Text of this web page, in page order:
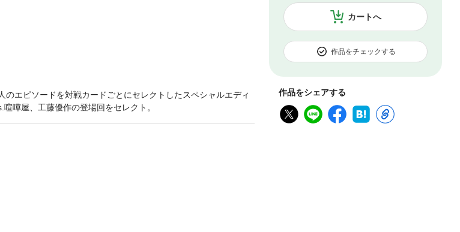
カートへ
作品をチェックする
作品をシェアする
のエピソードを対戦カードごとにセレクトしたスペシャルエディ
嘩屋、工藤優作の登場回をセレクト。